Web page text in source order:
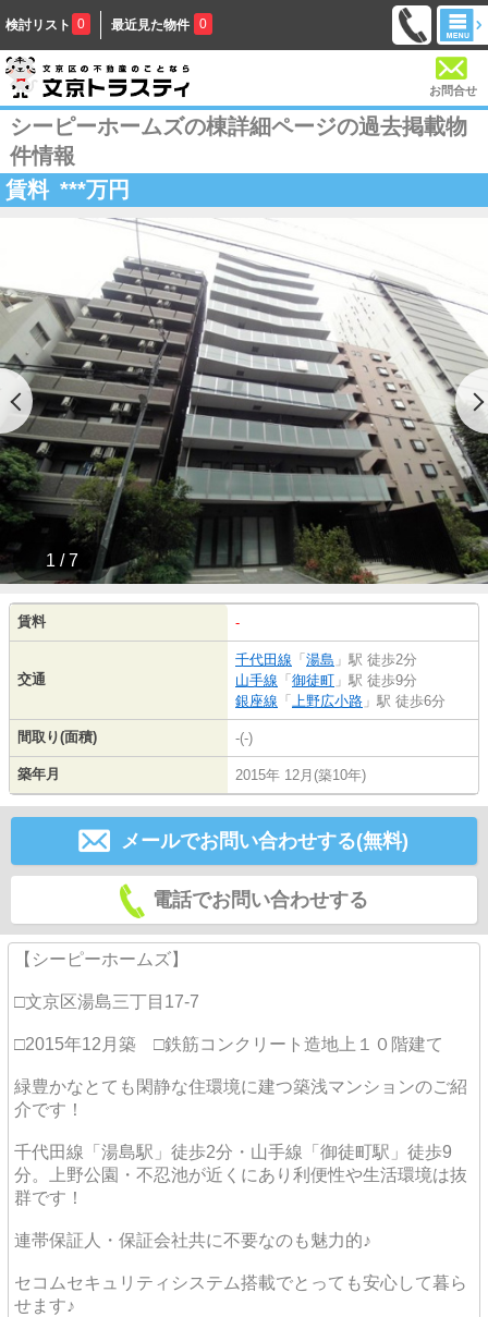
検討リスト 0 最近見た物件 0
お問合せ
シーピーホームズの棟詳細ページの過去掲載物
件情報
賃料 ***万円
1 / 7
賃料 -
交通
千代田線 「 湯島 」駅 徒歩2分
山手線 「 御徒町 」駅 徒歩9分
銀座線 「 上野広小路 」駅 徒歩6分
間取り(面積) -(-)
築年月 2015年 12月(築10年)
メールでお問い合わせする(無料)
電話でお問い合わせする
【シーピーホームズ】
□文京区湯島三丁目17-7
□2015年12月築 □鉄筋コンクリート造地上１０階建て
緑豊かなとても閑静な住環境に建つ築浅マンションのご紹
介です！
千代田線「湯島駅」徒歩2分・山手線「御徒町駅」徒歩9
分。上野公園・不忍池が近くにあり利便性や生活環境は抜
群です！
連帯保証人・保証会社共に不要なのも魅力的♪
セコムセキュリティシステム搭載でとっても安心して暮ら
せます♪